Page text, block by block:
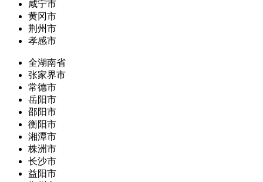
咸宁市
黄冈市
荆州市
孝感市
全湖南省
张家界市
常德市
岳阳市
邵阳市
衡阳市
湘潭市
株洲市
长沙市
益阳市